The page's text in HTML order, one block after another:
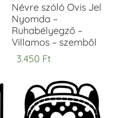
Névre szóló Ovis Jel
Nyomda –
Ruhabélyegző –
Villamos – szemből
3.450 Ft